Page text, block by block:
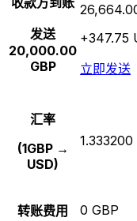
发送
20,000.00
GBP
+347.75
立即发送
汇率
(1GBP →
USD)
1.333200
转账费用 0 GBP